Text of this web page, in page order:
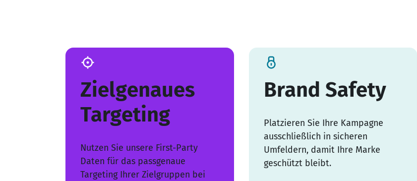
Zielgenaues
Targeting
Nutzen Sie unsere First-Party
Daten für das passgenaue
Targeting Ihrer Zielgruppen bei
Brand Safety
Platzieren Sie Ihre Kampagne
ausschließlich in sicheren
Umfeldern, damit Ihre Marke
geschützt bleibt.